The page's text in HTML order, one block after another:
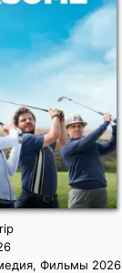
Фильмы 2026